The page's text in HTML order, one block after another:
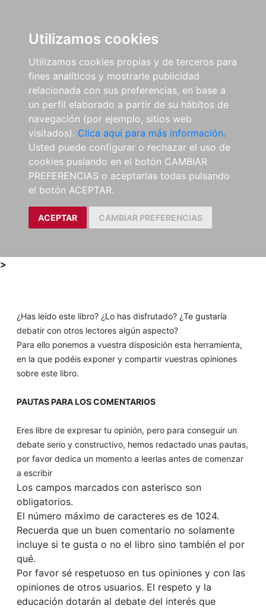
Utilizamos cookies
Utilizamos cookies propias y de terceros para
fines analíticos y mostrarle publicidad
relacionada con sus preferencias, en base a
un perfil elaborado a partir de su hábitos de
navegación (por ejemplo, sitios web
visitados). Clica aquí para más información.
Usted puede configurar o rechazar el uso de
cookies puslando en el botón CAMBIAR
PREFERENCIAS o aceptarlas todas pulsando
el botón ACEPTAR.
ACEPTAR CAMBIAR PREFERENCIAS
>
¿Has leído este libro? ¿Lo has disfrutado? ¿Te gustaría
debatir con otros lectores algún aspecto?
Para ello ponemos a vuestra disposición esta herramienta,
en la que podéis exponer y compartir vuestras opiniones
sobre este libro.
PAUTAS PARA LOS COMENTARIOS
Eres libre de expresar tu opinión, pero para conseguir un
debate serio y constructivo, hemos redactado unas pautas,
por favor dedica un momento a leerlas antes de comenzar
a escribir
Los campos marcados con asterisco son
obligatorios.
El número máximo de caracteres es de 1024.
Recuerda que un buen comentario no solamente
incluye si te gusta o no el libro sino también el por
qué.
Por favor sé respetuoso en tus opiniones y con las
opiniones de otros usuarios. El respeto y la
educación dotarán al debate del interés que